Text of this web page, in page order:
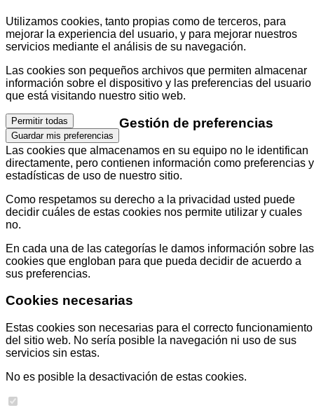
Utilizamos cookies, tanto propias como de terceros, para
mejorar la experiencia del usuario, y para mejorar nuestros
servicios mediante el análisis de su navegación.
Las cookies son pequeños archivos que permiten almacenar
información sobre el dispositivo y las preferencias del usuario
que está visitando nuestro sitio web.
Permitir todas
Guardar mis preferencias
Gestión de preferencias
Las cookies que almacenamos en su equipo no le identifican
directamente, pero contienen información como preferencias y
estadísticas de uso de nuestro sitio.
Como respetamos su derecho a la privacidad usted puede
decidir cuáles de estas cookies nos permite utilizar y cuales
no.
En cada una de las categorías le damos información sobre las
cookies que engloban para que pueda decidir de acuerdo a
sus preferencias.
Cookies necesarias
Estas cookies son necesarias para el correcto funcionamiento
del sitio web. No sería posible la navegación ni uso de sus
servicios sin estas.
No es posible la desactivación de estas cookies.